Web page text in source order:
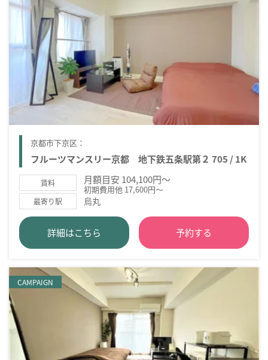
京都市下京区：
フルーツマンスリー京都 地下鉄五条駅第２ 705 / 1K
賃料 月額目安 104,100円～
初期費用他 17,600円～
最寄り駅 烏丸
詳細はこちら 予約する
CAMPAIGN